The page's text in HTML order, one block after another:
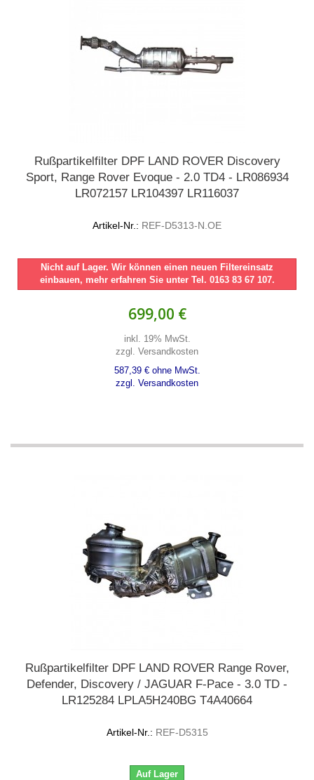
Rußpartikelfilter DPF LAND ROVER Discovery
Sport, Range Rover Evoque - 2.0 TD4 - LR086934
LR072157 LR104397 LR116037
Artikel-Nr.: REF-D5313-N.OE
Nicht auf Lager. Wir können einen neuen Filtereinsatz
einbauen, mehr erfahren Sie unter Tel. 0163 83 67 107.
699,00 €
inkl. 19% MwSt.
zzgl. Versandkosten
587,39 € ohne MwSt.
zzgl. Versandkosten
Rußpartikelfilter DPF LAND ROVER Range Rover,
Defender, Discovery / JAGUAR F-Pace - 3.0 TD -
LR125284 LPLA5H240BG T4A40664
Artikel-Nr.: REF-D5315
Auf Lager